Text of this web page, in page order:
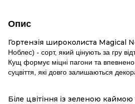
Опис
Гортензія широколиста Magical
Ноблес) - сорт, який цінують за гру
Кущ формує міцні пагони та впевнено
суцвіття, які довго залишаються
Біле цвітіння із зеленою